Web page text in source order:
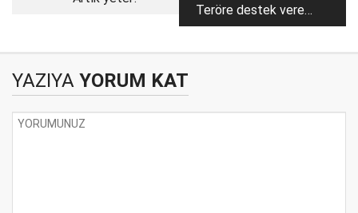
Teröre destek veren
devlet(ler) terörist
YAZIYA YORUM KAT